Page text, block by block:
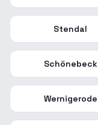
Stendal
Schönebeck
Wernigerode